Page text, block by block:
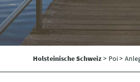
Holsteinische Schweiz> Poi >